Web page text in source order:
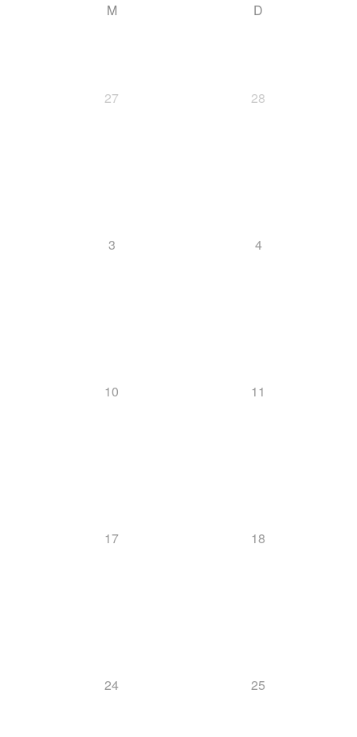
M D
27 28
3 4
10 11
17 18
24 25